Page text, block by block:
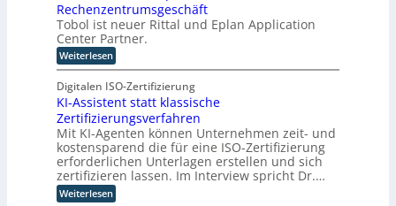
j
e
k
t
i
n
d
e
r
I
n
n
e
u
e
r
W
a
g
o
-
C
E
O
l
d
u
n
g
a
n
g
e
b
o
t
z
u
m
c
r
o
t
e
s
s
f
ü
r
d
i
e
i
n
t
Rechenzentrumsgeschäft
Tobol ist neuer Rittal und Eplan Application
Center Partner.
Weiterlesen:
T
o
b
o
l
,
R
i
t
t
a
l
Digitalen ISO-Zertifizierung
KI-Assistent statt klassische
Zertifizierungsverfahren
Mit KI-Agenten können Unternehmen zeit- und
kostensparend die für eine ISO-Zertifizierung
erforderlichen Unterlagen erstellen und sich
zertifizieren lassen. Im Interview spricht Dr.…
Weiterlesen: